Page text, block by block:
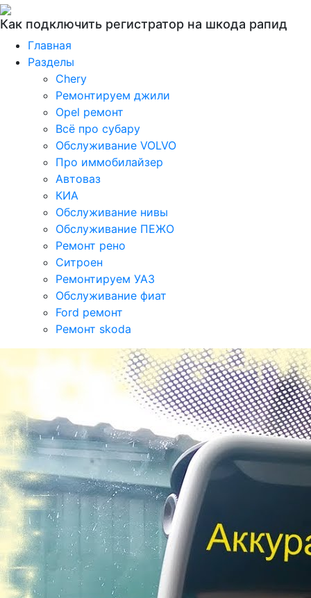
Как подключить регистратор на шкода рапид
Главная
Разделы
Chery
Ремонтируем джили
Opel ремонт
Всё про субару
Обслуживание VOLVO
Про иммобилайзер
Автоваз
КИА
Обслуживание нивы
Обслуживание ПЕЖО
Ремонт рено
Ситроен
Ремонтируем УАЗ
Обслуживание фиат
Ford ремонт
Ремонт skoda